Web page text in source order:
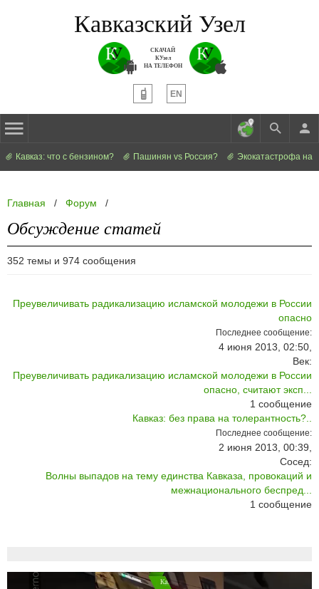
Кавказский Узел
СКАЧАЙ
КУзел
НА ТЕЛЕФОН
EN
Кавказ: что с бензином? Пашинян vs Россия? Экокатастрофа на
Главная / Форум /
Обсуждение статей
352 темы и 974 сообщения
Преувеличивать радикализацию исламской молодежи в России
опасно
Последнее сообщение:
4 июня 2013, 02:50,
Век:
Преувеличивать радикализацию исламской молодежи в России
опасно, считают эксп...
1 сообщение
Кавказ: без права на толерантность?..
Последнее сообщение:
2 июня 2013, 00:39,
Сосед:
Волны выпадов на тему единства Кавказа, провокаций и
межнационального беспред...
1 сообщение